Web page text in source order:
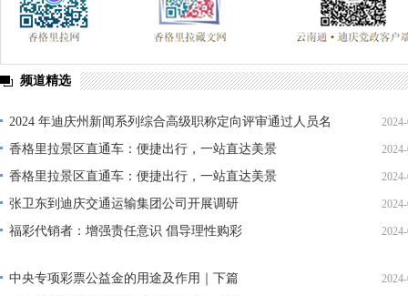
频道精选
2024 年迪庆州新闻系列综合高级职称定向评审通过人员名
单公示
香格里拉景区直通车：便捷出行，一站直达美景
香格里拉景区直通车：便捷出行，一站直达美景
张卫东到迪庆交通运输集团公司开展调研
福彩代销者：增强责任意识 倡导理性购彩
中央专项彩票公益金的用途及作用｜下篇